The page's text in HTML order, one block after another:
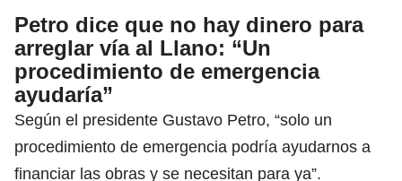
Petro dice que no hay dinero para
arreglar vía al Llano: “Un
procedimiento de emergencia
ayudaría”
Según el presidente Gustavo Petro, “solo un
procedimiento de emergencia podría ayudarnos a
financiar las obras y se necesitan para ya”.